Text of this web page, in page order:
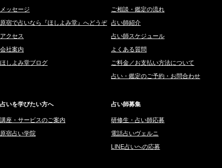
鈴喜みわこ (8)
鯖ノ実 ソニン (19)
愛音ソナタ (16)
紫村 明世 (34)
サーペント (92)
さてら (94)
2025年11月 (252)
2025年10月 (242)
2025年9月 (196)
2025年8月 (182)
メッセージ
原宿で占いなら『ほしよみ堂』へどうぞ
アクセス
会社案内
ほしよみ堂ブログ
ご相談・鑑定の流れ
占い師紹介
占い師スケジュール
よくある質問
ご料金／お支払い方法について
占い・鑑定のご予約・お問合わせ
占いを学びたい方へ
講座・サービスのご案内
原宿占い学院
占い師募集
研修生・占い師応募
電話占いヴェルニ
LINE占いへの応募